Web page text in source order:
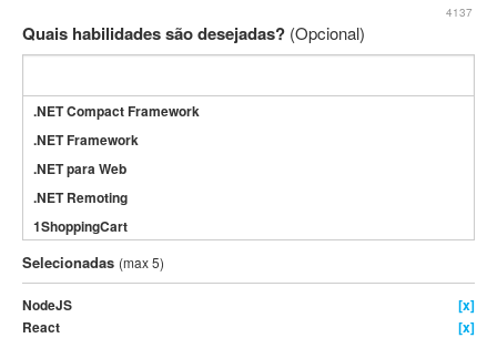
4137
Quais habilidades são desejadas? (Opcional)
.NET Compact Framework
.NET Framework
.NET para Web
.NET Remoting
1ShoppingCart
3DS Max
3GSM
4D Dimension
Selecionadas (max 5)
NodeJS
[x]
React
[x]